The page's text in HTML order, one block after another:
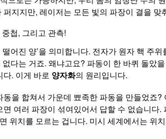
지지만, 레이저는 모든 빛의 파장이 결을
첩, 그리고 관측!
어진 양’을 의미합니다. 전자가 원자 핵 주
다는 거죠. 왜냐고요? 파동이 한 바퀴 돌았
다. 이게 바로 양자화의 원리입니다.
을 합쳐서 가운데 뾰족한 파동을 만들었죠?
면 여러 파장이 섞여있어서 답할 수 없습니다
위치를 모르는 겁니다. 미시 세계에서는 위